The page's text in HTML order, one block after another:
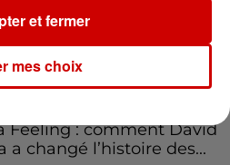
: la chanson que
Feeling : comment David
a changé l’histoire des...
mes choix
et fermer